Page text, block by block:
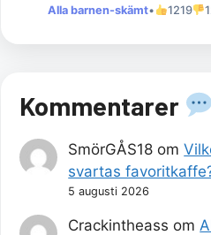
Alla barnen-skämt• 1219
Kommentarer
SmörGÅS18 om
svartas
5 augusti 2026
Crackintheass om